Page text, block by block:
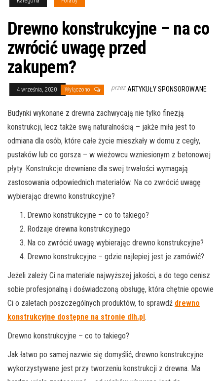
Drewno konstrukcyjne – na co
zwrócić uwagę przed
zakupem?
4 września, 2020 Wyłączono przez ARTYKUŁY SPONSOROWANE
Budynki wykonane z drewna zachwycają nie tylko finezją
konstrukcji, lecz także swą naturalnością – jakże miła jest to
odmiana dla osób, które całe życie mieszkały w domu z cegły,
pustaków lub co gorsza – w wieżowcu wzniesionym z betonowej
płyty. Konstrukcje drewniane dla swej trwałości wymagają
zastosowania odpowiednich materiałów. Na co zwrócić uwagę
wybierając drewno konstrukcyjne?
Drewno konstrukcyjne – co to takiego?
Rodzaje drewna konstrukcyjnego
Na co zwrócić uwagę wybierając drewno konstrukcyjne?
Drewno konstrukcyjne – gdzie najlepiej jest je zamówić?
Jeżeli zależy Ci na materiale najwyższej jakości, a do tego cenisz
sobie profesjonalną i doświadczoną obsługę, która chętnie opowie
Ci o zaletach poszczególnych produktów, to sprawdź drewno
konstrukcyjne dostępne na stronie dlh.pl.
Drewno konstrukcyjne – co to takiego?
Jak łatwo po samej nazwie się domyślić, drewno konstrukcyjne
wykorzystywane jest przy tworzeniu konstrukcji z drewna. Ma